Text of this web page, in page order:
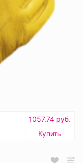
1057.74 руб.
Купить